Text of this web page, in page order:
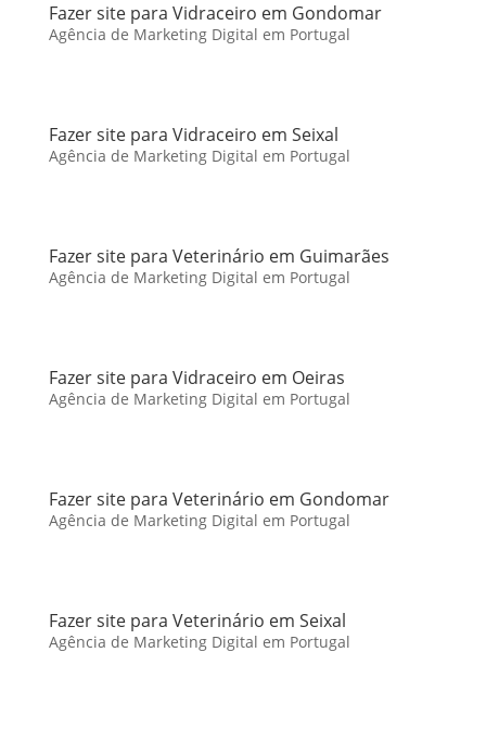
Fazer site para Vidraceiro em Gondomar
Agência de Marketing Digital em Portugal
Fazer site para Vidraceiro em Seixal
Agência de Marketing Digital em Portugal
Fazer site para Veterinário em Guimarães
Agência de Marketing Digital em Portugal
Fazer site para Vidraceiro em Oeiras
Agência de Marketing Digital em Portugal
Fazer site para Veterinário em Gondomar
Agência de Marketing Digital em Portugal
Fazer site para Veterinário em Seixal
Agência de Marketing Digital em Portugal